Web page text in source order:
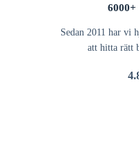
Sedan 2011 har vi
att hitta rätt